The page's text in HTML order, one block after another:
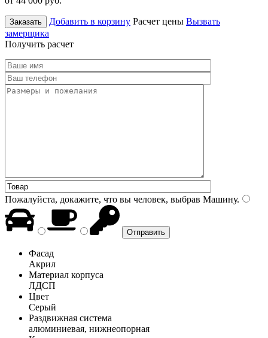
Заказать Добавить в корзину Расчет цены Вызвать
замерщика
Получить расчет
Пожалуйста, докажите, что вы человек, выбрав Машину.
Фасад
Акрил
Материал корпуса
ЛДСП
Цвет
Серый
Раздвижная система
алюминиевая, нижнеопорная